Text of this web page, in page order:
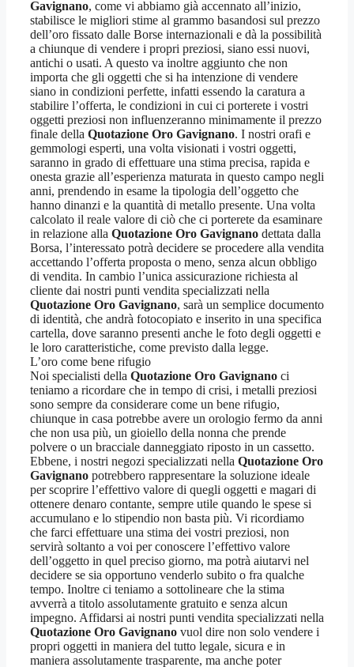
Gavignano, come vi abbiamo già accennato all’inizio,
stabilisce le migliori stime al grammo basandosi sul prezzo
dell’oro fissato dalle Borse internazionali e dà la possibilità
a chiunque di vendere i propri preziosi, siano essi nuovi,
antichi o usati. A questo va inoltre aggiunto che non
importa che gli oggetti che si ha intenzione di vendere
siano in condizioni perfette, infatti essendo la caratura a
stabilire l’offerta, le condizioni in cui ci porterete i vostri
oggetti preziosi non influenzeranno minimamente il prezzo
finale della Quotazione Oro Gavignano. I nostri orafi e
gemmologi esperti, una volta visionati i vostri oggetti,
saranno in grado di effettuare una stima precisa, rapida e
onesta grazie all’esperienza maturata in questo campo negli
anni, prendendo in esame la tipologia dell’oggetto che
hanno dinanzi e la quantità di metallo presente. Una volta
calcolato il reale valore di ciò che ci porterete da esaminare
in relazione alla Quotazione Oro Gavignano dettata dalla
Borsa, l’interessato potrà decidere se procedere alla vendita
accettando l’offerta proposta o meno, senza alcun obbligo
di vendita. In cambio l’unica assicurazione richiesta al
cliente dai nostri punti vendita specializzati nella
Quotazione Oro Gavignano, sarà un semplice documento
di identità, che andrà fotocopiato e inserito in una specifica
cartella, dove saranno presenti anche le foto degli oggetti e
le loro caratteristiche, come previsto dalla legge.
L’oro come bene rifugio
Noi specialisti della Quotazione Oro Gavignano ci
teniamo a ricordare che in tempo di crisi, i metalli preziosi
sono sempre da considerare come un bene rifugio,
chiunque in casa potrebbe avere un orologio fermo da anni
che non usa più, un gioiello della nonna che prende
polvere o un bracciale danneggiato riposto in un cassetto.
Ebbene, i nostri negozi specializzati nella Quotazione Oro
Gavignano potrebbero rappresentare la soluzione ideale
per scoprire l’effettivo valore di quegli oggetti e magari di
ottenere denaro contante, sempre utile quando le spese si
accumulano e lo stipendio non basta più. Vi ricordiamo
che farci effettuare una stima dei vostri preziosi, non
servirà soltanto a voi per conoscere l’effettivo valore
dell’oggetto in quel preciso giorno, ma potrà aiutarvi nel
decidere se sia opportuno venderlo subito o fra qualche
tempo. Inoltre ci teniamo a sottolineare che la stima
avverrà a titolo assolutamente gratuito e senza alcun
impegno. Affidarsi ai nostri punti vendita specializzati nella
Quotazione Oro Gavignano vuol dire non solo vendere i
propri oggetti in maniera del tutto legale, sicura e in
maniera assolutamente trasparente, ma anche poter